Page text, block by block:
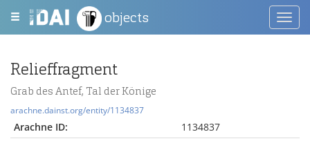
objects
Relieffragment
Grab des Antef, Tal der Könige
arachne.dainst.org/entity/1134837
Arachne ID:
1134837